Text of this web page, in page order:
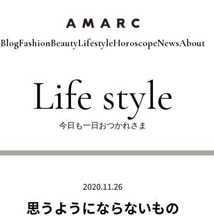
BlogFashionBeautyLifestyleHoroscopeNewsAbout
Life style
今日も一日おつかれさま
2020.11.26
思うようにならないもの